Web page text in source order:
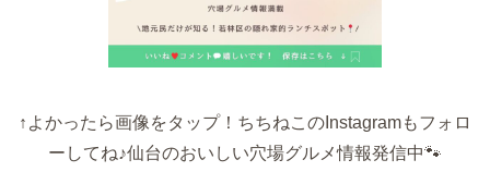
↑よかったら画像をタップ！ちちねこのInstagramもフォロ
ーしてね♪仙台のおいしい穴場グルメ情報発信中🐾